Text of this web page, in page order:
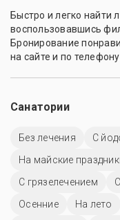
Быстро и легко найти
воспользовавшись
Бронирование
на сайте и по
Санатории
Без лечения
С
На майские
С грязелечением
Осенние
На лето